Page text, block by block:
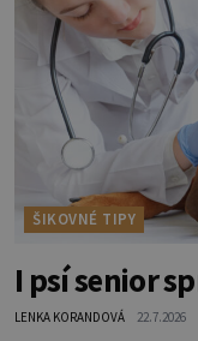
ŠIKOVNÉ TIPY
I psí senior
LENKA KORANDOVÁ 22.7.2026